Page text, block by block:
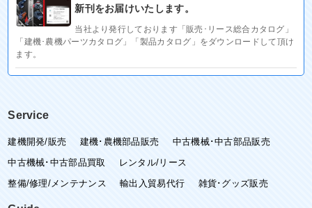
新刊をお届けいたします。
当社より発行しております「販売･リース総合カタログ」
「建機･農機パーツカタログ」「製品カタログ」をダウンロードして頂け
ます。
Service
建機開発/販売 建機･農機部品販売
中古機械･中古部品販売
中古機械･中古部品買取
レンタル/リース
整備/修理/メンテナンス
輸出入貿易代行 雑貨･グッズ販売